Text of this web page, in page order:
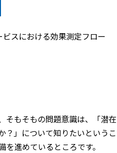
スにおける効果測定フロー
もそもの問題意識は、「潜
」について知りたいという
進めているところです。